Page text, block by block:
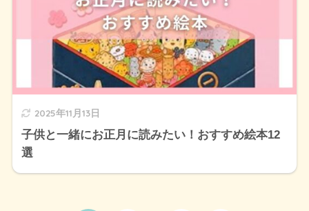
2025年11月13日
子供と一緒にお正月に読みたい！おすすめ絵本12
選